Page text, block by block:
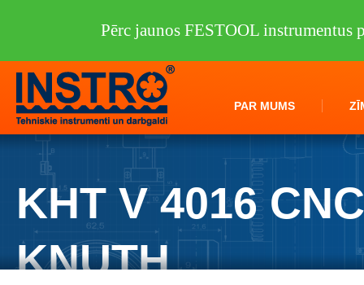
PAR MUMS
KHT V 4016 CNC
KNUTH
Pērc jaunos FESTOOL instrumentus